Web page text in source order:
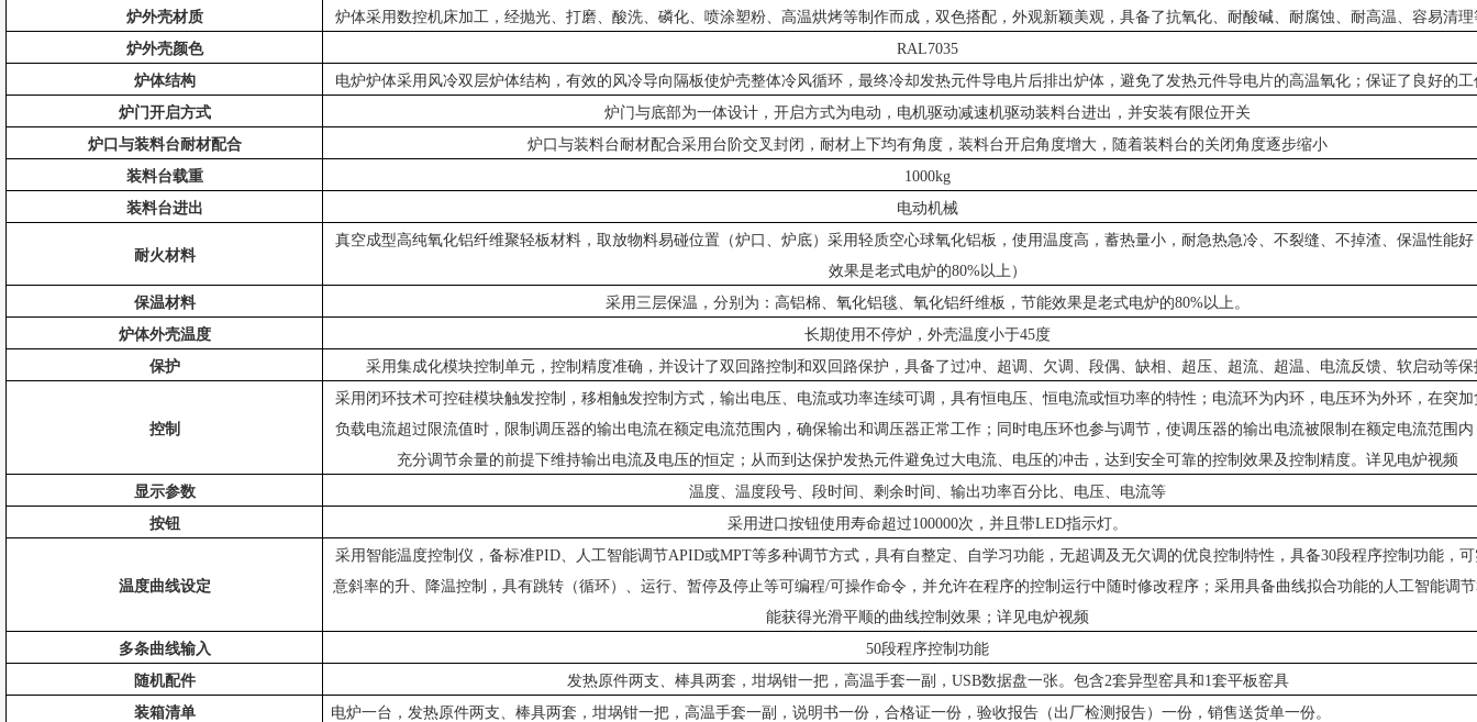
炉外壳材质
炉体采用数控机床加工，经抛光、打磨、酸洗、磷化、喷涂塑粉、高温烘烤等制作而成，双色搭配，外观新颖美观，具备了抗氧化、耐酸碱、耐腐蚀、耐高温、容易清
炉外壳颜色
RAL7035
炉体结构
电炉炉体采用风冷双层炉体结构，有效的风冷导向隔板使炉壳整体冷风循环，最终冷却发热元件导电片后排出炉体，避免了发热元件导电片的高温氧化；保证了良好的
炉门开启方式
炉门与底部为一体设计，开启方式为电动，电机驱动减速机驱动装料台进出，并安装有限位开关
炉口与装料台耐材配合
炉口与装料台耐材配合采用台阶交叉封闭，耐材上下均有角度，装料台开启角度增大，随着装料台的关闭角度逐步缩小
装料台载重
1000kg
装料台进出
电动机械
耐火材料
真空成型高纯氧化铝纤维聚轻板材料，取放物料易碰位置（炉口、炉底）采用轻质空心球氧化铝板，使用温度高，蓄热量小，耐急热急冷、不裂缝、不掉渣、保温性能
效果是老式电炉的80%以上）
保温材料
采用三层保温，分别为：高铝棉、氧化铝毯、氧化铝纤维板，节能效果是老式电炉的80%以上。
炉体外壳温度
长期使用不停炉，外壳温度小于45度
保护
采用集成化模块控制单元，控制精度准确，并设计了双回路控制和双回路保护，具备了过冲、超调、欠调、段偶、缺相、超压、超流、超温、电流反馈、软启动等保
控制
采用闭环技术可控硅模块触发控制，移相触发控制方式，输出电压、电流或功率连续可调，具有恒电压、恒电流或恒功率的特性；电流环为内环，电压环为外环，在突
负载电流超过限流值时，限制调压器的输出电流在额定电流范围内，确保输出和调压器正常工作；同时电压环也参与调节，使调压器的输出电流被限制在额定电流范围
充分调节余量的前提下维持输出电流及电压的恒定；从而到达保护发热元件避免过大电流、电压的冲击，达到安全可靠的控制效果及控制精度。详见电炉视频
显示参数
温度、温度段号、段时间、剩余时间、输出功率百分比、电压、电流等
按钮
采用进口按钮使用寿命超过100000次，并且带LED指示灯。
温度曲线设定
采用智能温度控制仪，备标准PID、人工智能调节APID或MPT等多种调节方式，具有自整定、自学习功能，无超调及无欠调的优良控制特性，具备30段程序控制功能，
意斜率的升、降温控制，具有跳转（循环）、运行、暂停及停止等可编程/可操作命令，并允许在程序的控制运行中随时修改程序；采用具备曲线拟合功能的人工智能调
能获得光滑平顺的曲线控制效果；详见电炉视频
多条曲线输入
50段程序控制功能
随机配件
发热原件两支、棒具两套，坩埚钳一把，高温手套一副， USB数据盘一张。包含2套异型窑具和1套平板窑具
装箱清单
电炉一台，发热原件两支、棒具两套，坩埚钳一把，高温手套一副， 说明书一份，合格证一份，验收报告（出厂检测报告）一份，销售送货单一份。